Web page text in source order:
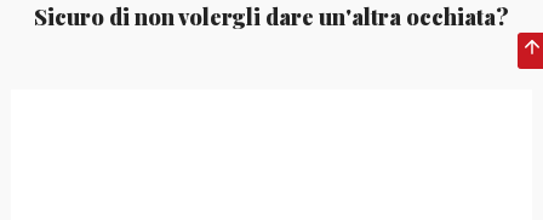
Sicuro di non volergli dare un'altra occhiata?